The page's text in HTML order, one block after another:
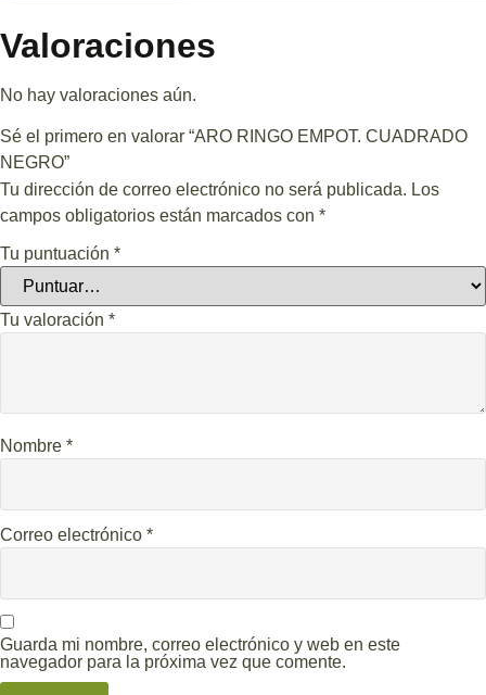
Valoraciones
No hay valoraciones aún.
Sé el primero en valorar “ARO RINGO EMPOT. CUADRADO
NEGRO”
Tu dirección de correo electrónico no será publicada. Los
campos obligatorios están marcados con *
Tu puntuación *
Tu valoración *
Nombre *
Correo electrónico *
Guarda mi nombre, correo electrónico y web en este
navegador para la próxima vez que comente.